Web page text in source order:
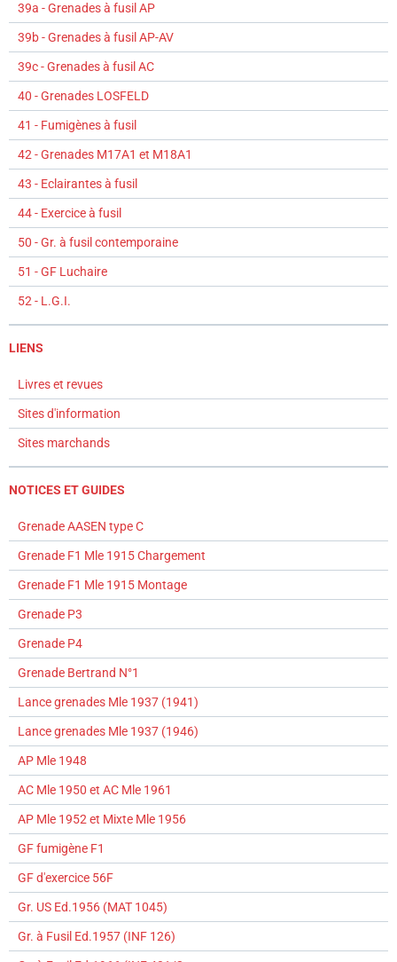
39a - Grenades à fusil AP
39b - Grenades à fusil AP-AV
39c - Grenades à fusil AC
40 - Grenades LOSFELD
41 - Fumigènes à fusil
42 - Grenades M17A1 et M18A1
43 - Eclairantes à fusil
44 - Exercice à fusil
50 - Gr. à fusil contemporaine
51 - GF Luchaire
52 - L.G.I.
LIENS
Livres et revues
Sites d'information
Sites marchands
NOTICES ET GUIDES
Grenade AASEN type C
Grenade F1 Mle 1915 Chargement
Grenade F1 Mle 1915 Montage
Grenade P3
Grenade P4
Grenade Bertrand N°1
Lance grenades Mle 1937 (1941)
Lance grenades Mle 1937 (1946)
AP Mle 1948
AC Mle 1950 et AC Mle 1961
AP Mle 1952 et Mixte Mle 1956
GF fumigène F1
GF d'exercice 56F
Gr. US Ed.1956 (MAT 1045)
Gr. à Fusil Ed.1957 (INF 126)